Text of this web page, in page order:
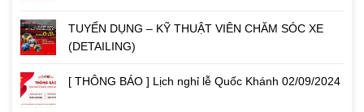
TUYỂN DỤNG – KỸ THUẬT VIÊN CHĂM SÓC XE
(DETAILING)
[ THÔNG BÁO ] Lịch nghỉ lễ Quốc Khánh 02/09/2024